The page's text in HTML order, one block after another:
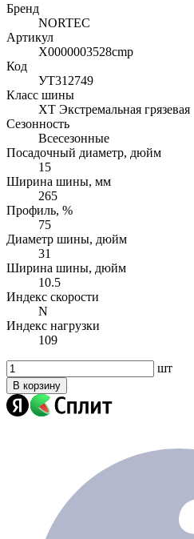
Бренд
NORTEC
Артикул
Х0000003528cmp
Код
УТ312749
Класс шины
XT Экстремальная грязевая
Сезонность
Всесезонные
Посадочный диаметр, дюйм
15
Ширина шины, мм
265
Профиль, %
75
Диаметр шины, дюйм
31
Ширина шины, дюйм
10.5
Индекс скорости
N
Индекс нагрузки
109
шт
В корзину